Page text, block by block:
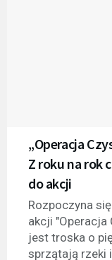
„Operacja
Z roku na rok
do akcji
Rozpoczyna
akcji "Operacja
jest troska o
sprzątają rzeki